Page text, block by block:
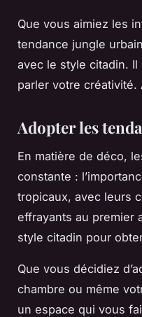
Que vous aimiez les
tendance jungle
avec le style citadin.
parler votre créativité.
Adopter les
En matière de déco,
constante :
tropicaux, avec leurs
effrayants au premier
style citadin pour
Que vous décidiez
chambre ou même
un espace qui vous